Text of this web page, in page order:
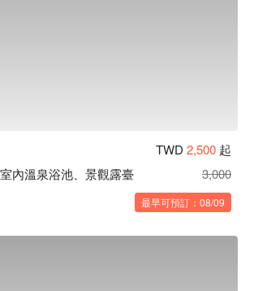
TWD 2,500 起
內溫泉浴池、景觀露臺
3,000
最早可預訂：08/09